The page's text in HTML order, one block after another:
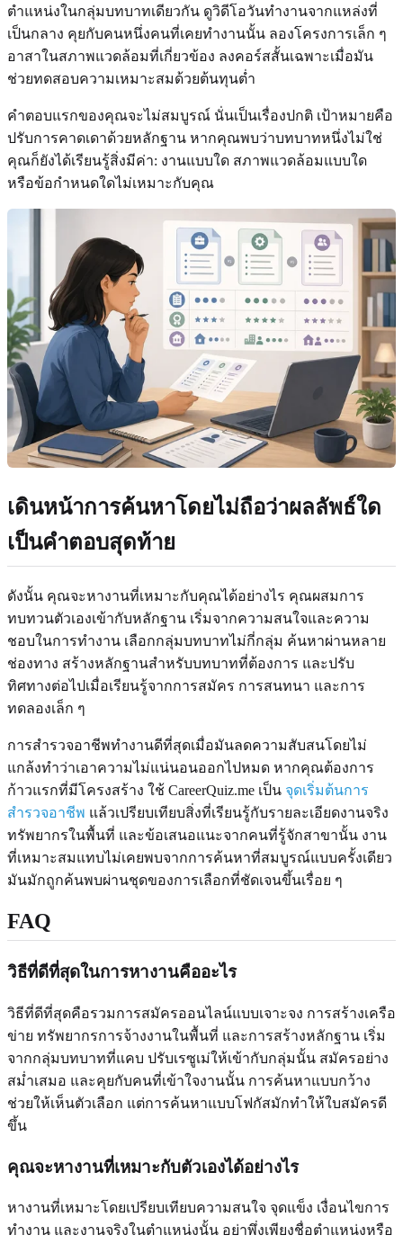
ตำแหน่งในกลุ่มบทบาทเดียวกัน ดูวิดีโอวันทำงานจากแหล่งที่
เป็นกลาง คุยกับคนหนึ่งคนที่เคยทำงานนั้น ลองโครงการเล็ก ๆ
อาสาในสภาพแวดล้อมที่เกี่ยวข้อง ลงคอร์สสั้นเฉพาะเมื่อมัน
ช่วยทดสอบความเหมาะสมด้วยต้นทุนต่ำ
คำตอบแรกของคุณจะไม่สมบูรณ์ นั่นเป็นเรื่องปกติ เป้าหมายคือ
ปรับการคาดเดาด้วยหลักฐาน หากคุณพบว่าบทบาทหนึ่งไม่ใช่
คุณก็ยังได้เรียนรู้สิ่งมีค่า: งานแบบใด สภาพแวดล้อมแบบใด
หรือข้อกำหนดใดไม่เหมาะกับคุณ
เดินหน้าการค้นหาโดยไม่ถือว่าผลลัพธ์ใด
เป็นคำตอบสุดท้าย
ดังนั้น คุณจะหางานที่เหมาะกับคุณได้อย่างไร คุณผสมการ
ทบทวนตัวเองเข้ากับหลักฐาน เริ่มจากความสนใจและความ
ชอบในการทำงาน เลือกกลุ่มบทบาทไม่กี่กลุ่ม ค้นหาผ่านหลาย
ช่องทาง สร้างหลักฐานสำหรับบทบาทที่ต้องการ และปรับ
ทิศทางต่อไปเมื่อเรียนรู้จากการสมัคร การสนทนา และการ
ทดลองเล็ก ๆ
การสำรวจอาชีพทำงานดีที่สุดเมื่อมันลดความสับสนโดยไม่
แกล้งทำว่าเอาความไม่แน่นอนออกไปหมด หากคุณต้องการ
ก้าวแรกที่มีโครงสร้าง ใช้ CareerQuiz.me เป็น จุดเริ่มต้นการ
สำรวจอาชีพ แล้วเปรียบเทียบสิ่งที่เรียนรู้กับรายละเอียดงานจริง
ทรัพยากรในพื้นที่ และข้อเสนอแนะจากคนที่รู้จักสาขานั้น งาน
ที่เหมาะสมแทบไม่เคยพบจากการค้นหาที่สมบูรณ์แบบครั้งเดียว
มันมักถูกค้นพบผ่านชุดของการเลือกที่ชัดเจนขึ้นเรื่อย ๆ
FAQ
วิธีที่ดีที่สุดในการหางานคืออะไร
วิธีที่ดีที่สุดคือรวมการสมัครออนไลน์แบบเจาะจง การสร้างเครือ
ข่าย ทรัพยากรการจ้างงานในพื้นที่ และการสร้างหลักฐาน เริ่ม
จากกลุ่มบทบาทที่แคบ ปรับเรซูเม่ให้เข้ากับกลุ่มนั้น สมัครอย่าง
สม่ำเสมอ และคุยกับคนที่เข้าใจงานนั้น การค้นหาแบบกว้าง
ช่วยให้เห็นตัวเลือก แต่การค้นหาแบบโฟกัสมักทำให้ใบสมัครดี
ขึ้น
คุณจะหางานที่เหมาะกับตัวเองได้อย่างไร
หางานที่เหมาะโดยเปรียบเทียบความสนใจ จุดแข็ง เงื่อนไขการ
ทำงาน และงานจริงในตำแหน่งนั้น อย่าพึ่งเพียงชื่อตำแหน่งหรือ